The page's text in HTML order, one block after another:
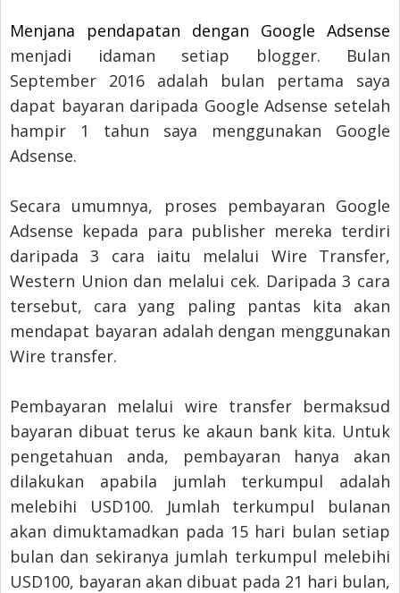
Menjana pendapatan dengan Google Adsense
menjadi idaman setiap blogger. Bulan
September 2016 adalah bulan pertama saya
dapat bayaran daripada Google Adsense setelah
hampir 1 tahun saya menggunakan Google
Adsense.
Secara umumnya, proses pembayaran Google
Adsense kepada para publisher mereka terdiri
daripada 3 cara iaitu melalui Wire Transfer,
Western Union dan melalui cek. Daripada 3 cara
tersebut, cara yang paling pantas kita akan
mendapat bayaran adalah dengan menggunakan
Wire transfer.
Pembayaran melalui wire transfer bermaksud
bayaran dibuat terus ke akaun bank kita. Untuk
pengetahuan anda, pembayaran hanya akan
dilakukan apabila jumlah terkumpul adalah
melebihi USD100. Jumlah terkumpul bulanan
akan dimuktamadkan pada 15 hari bulan setiap
bulan dan sekiranya jumlah terkumpul melebihi
USD100, bayaran akan dibuat pada 21 hari bulan,